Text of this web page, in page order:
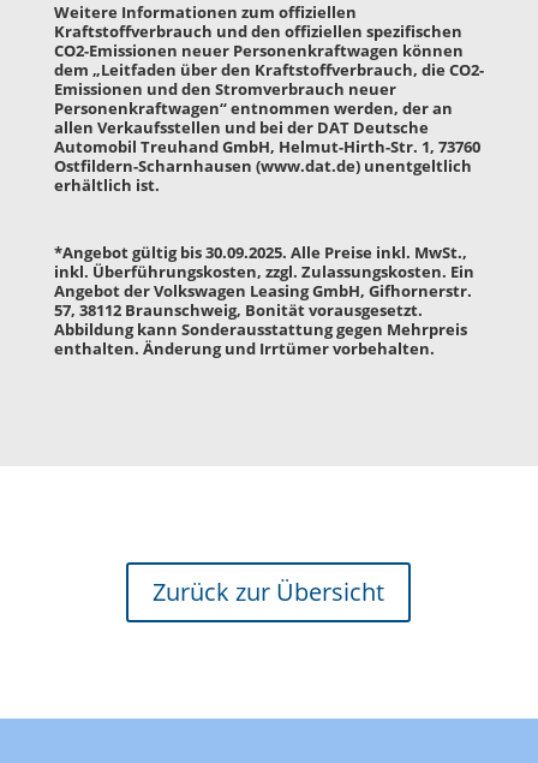
Weitere Informationen zum offiziellen
Kraftstoffverbrauch und den offiziellen spezifischen
CO2-Emissionen neuer Personenkraftwagen können
dem „Leitfaden über den Kraftstoffverbrauch, die CO2-
Emissionen und den Stromverbrauch neuer
Personenkraftwagen“ entnommen werden, der an
allen Verkaufsstellen und bei der DAT Deutsche
Automobil Treuhand GmbH, Helmut-Hirth-Str. 1, 73760
Ostfildern-Scharnhausen (www.dat.de) unentgeltlich
erhältlich ist.
*Angebot gültig bis 30.09.2025. Alle Preise inkl. MwSt.,
inkl. Überführungskosten, zzgl. Zulassungskosten. Ein
Angebot der Volkswagen Leasing GmbH, Gifhornerstr.
57, 38112 Braunschweig, Bonität vorausgesetzt.
Abbildung kann Sonderausstattung gegen Mehrpreis
enthalten. Änderung und Irrtümer vorbehalten.
Zurück zur Übersicht